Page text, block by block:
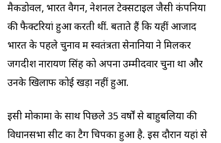
मैकडोवल, भारत वैगन, नेशनल टेक्सटाइल जैसी कंपनियों
की फैक्टरियां हुआ करती थीं. बताते हैं कि यहीं आजाद
भारत के पहले चुनाव में स्वतंत्रता सेनानियों ने मिलकर
जगदीश नारायण सिंह को अपना उम्मीदवार चुना था और
उनके खिलाफ कोई खड़ा नहीं हुआ.
इसी मोकामा के साथ पिछले 35 वर्षों से बाहुबलियों की
विधानसभा सीट का टैग चिपका हुआ है. इस दौरान यहां से